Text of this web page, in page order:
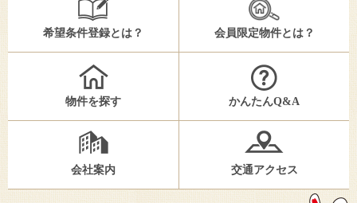
希望条件登録とは？ 会員限定物件とは？
物件を探す かんたんQ&A
会社案内 交通アクセス